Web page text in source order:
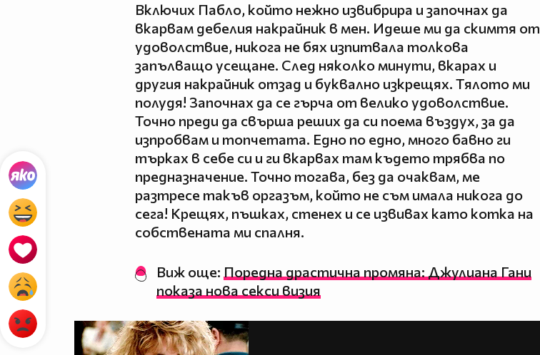
Включих Пабло, който нежно извибрира и започнах да
вкарвам дебелия накрайник в мен. Идеше ми да скимтя от
удоволствие, никога не бях изпитвала толкова
запълващо усещане. След няколко минути, вкарах и
другия накрайник отзад и буквално изкрещях. Тялото ми
полудя! Започнах да се гърча от велико удоволствие.
Точно преди да свърша реших да си поема въздух, за да
изпробвам и топчетата. Едно по едно, много бавно ги
търках в себе си и ги вкарвах там където трябва по
предназначение. Точно тогава, без да очаквам, ме
разтресе такъв оргазъм, който не съм имала никога до
сега! Крещях, пъшках, стенех и се извивах като котка на
собствената ми спалня.
Виж още: Поредна драстична промяна: Джулиана Гани
показа нова секси визия